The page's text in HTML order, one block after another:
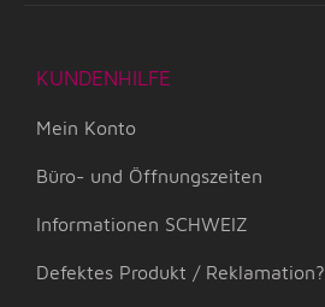
KUNDENHILFE
Mein Konto
Büro- und Öffnungszeiten
Informationen SCHWEIZ
Defektes Produkt / Reklamation?